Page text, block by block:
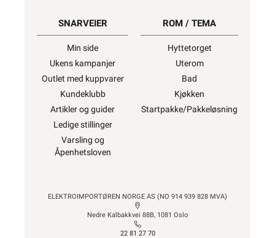
SNARVEIER
Min side
Ukens kampanjer
Outlet med kuppvarer
Kundeklubb
Artikler og guider
Ledige stillinger
Varsling og
Åpenhetsloven
ROM / TEMA
Hyttetorget
Uterom
Bad
Kjøkken
Startpakke/Pakkeløsning
ELEKTROIMPORTØREN NORGE AS (NO 914 939 828 MVA)
Nedre Kalbakkvei 88B, 1081 Oslo
22 81 27 70